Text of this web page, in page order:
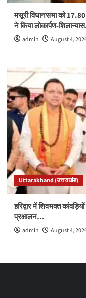
मसूरी विधानसभा को
ने किया लोकार्पण-
admin August 4,
Uttarakhand (उत्तराखंड)
हरिद्वार में शिवभक्त
प्रक्षालन…
admin August 4,